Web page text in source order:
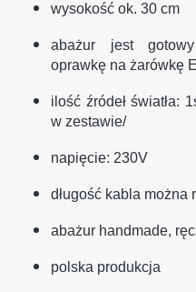
wysokość ok. 30 cm
abażur jest
oprawkę na żarówkę
ilość źródeł światła:
w zestawie/
napięcie: 230V
długość kabla można
abażur handmade,
polska produkcja